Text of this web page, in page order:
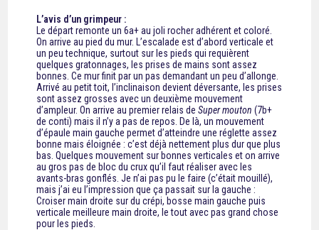
L’avis d’un grimpeur :
Le départ remonte un 6a+ au joli rocher adhérent et coloré.
On arrive au pied du mur. L’escalade est d’abord verticale et
un peu technique, surtout sur les pieds qui requièrent
quelques gratonnages, les prises de mains sont assez
bonnes. Ce mur finit par un pas demandant un peu d’allonge.
Arrivé au petit toit, l’inclinaison devient déversante, les prises
sont assez grosses avec un deuxième mouvement
d’ampleur. On arrive au premier relais deSuper mouton (7b+
de conti) mais il n’y a pas de repos. De là, un mouvement
d’épaule main gauche permet d’atteindre une réglette assez
bonne mais éloignée : c’est déjà nettement plus dur que plus
bas. Quelques mouvement sur bonnes verticales et on arrive
au gros pas de bloc du crux qu’il faut réaliser avec les
avants-bras gonflés. Je n’ai pas pu le faire (c’était mouillé),
mais j’ai eu l’impression que ça passait sur la gauche :
Croiser main droite sur du crépi, bosse main gauche puis
verticale meilleure main droite, le tout avec pas grand chose
pour les pieds.